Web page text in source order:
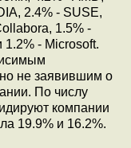
2.4% - SUSE,
1.5% -
1.2% - Microsoft.
не заявившим о
По числу
компании
19.9% и 16.2%.